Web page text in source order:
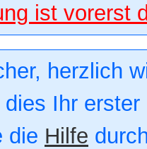
ist vorerst
herzlich
Ihr
die Hilfe